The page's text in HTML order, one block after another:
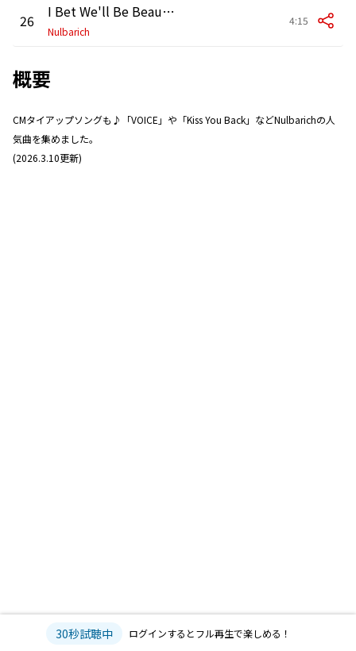
26 I Bet We'll Be Beautiful
Nulbarich
4:15
概要
CMタイアップソングも♪「VOICE」や「Kiss You Back」などNulbarichの人
気曲を集めました。
(2026.3.10更新)
30秒試聴中 ログインするとフル再生で楽しめる！